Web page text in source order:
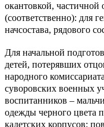
окантовкой, частичной
(соответственно): для
начсостава, рядового
Для начальной
детей, потерявших
народного
суворовских военных
воспитанников –
одежды черного цвета
кадетских корпусов: